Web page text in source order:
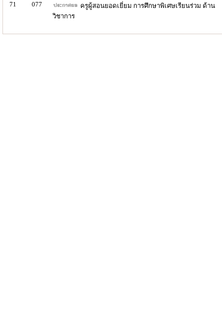
71 077
ครูผู้สอนยอดเยี่ยม การศึกษาพิเศษเรียนร่วม ด้าน
วิชาการ